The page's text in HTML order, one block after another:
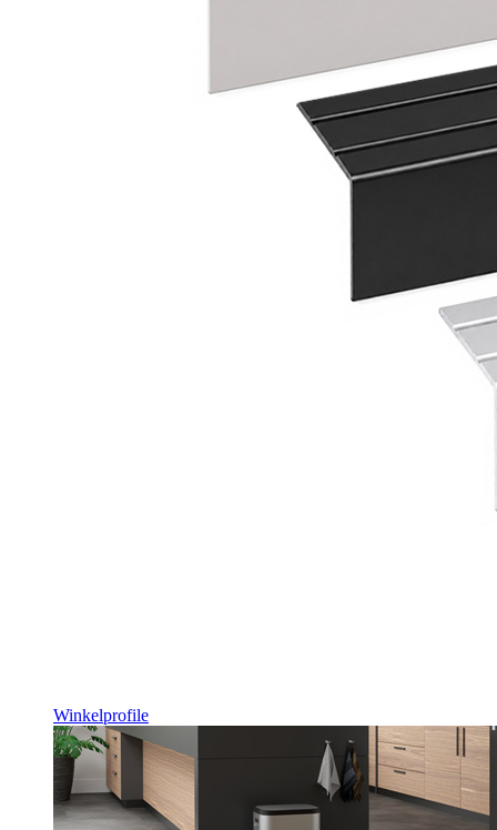
Winkelprofile